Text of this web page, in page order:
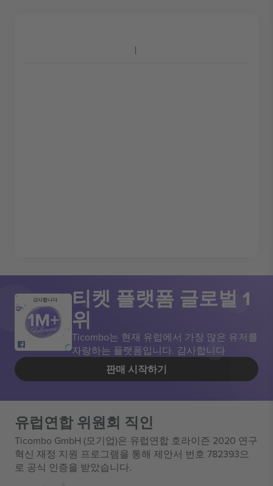
감사합니다 티켓 플랫폼 글로벌 1
위
Ticombo는 현재 유럽에서 가장 많은 유저를
자랑하는 플랫폼입니다. 감사합니다
판매 시작하기
유럽연합 위원회 직인
Ticombo GmbH (모기업)은 유럽연합 호라이즌 2020 연구
혁신 재정 지원 프로그램을 통해 제안서 번호 782393으
로 공식 인증을 받았습니다.